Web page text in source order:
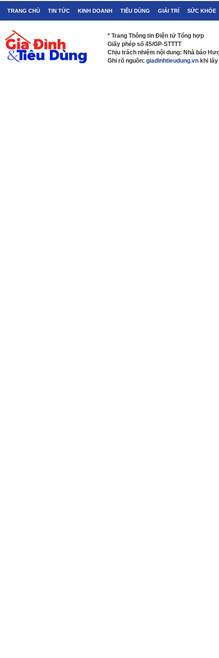
TRANG CHỦ TIN TỨC KINH DOANH TIÊU DÙNG GIẢI TRÍ SỨC KHỎE
* Trang Thông tin Điện tử Tổng hợp
Giấy phép số 45/GP-STTTT
Chịu trách nhiệm nội dung: Nhà báo
Ghi rõ nguồn: giadinhtieudung.vn khi